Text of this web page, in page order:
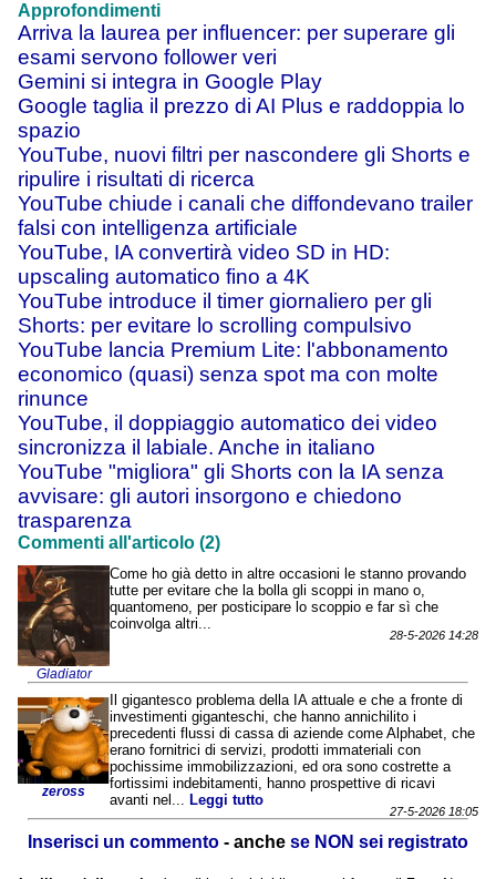
Approfondimenti
Arriva la laurea per influencer: per superare gli
esami servono follower veri
Gemini si integra in Google Play
Google taglia il prezzo di AI Plus e raddoppia lo
spazio
YouTube, nuovi filtri per nascondere gli Shorts e
ripulire i risultati di ricerca
YouTube chiude i canali che diffondevano trailer
falsi con intelligenza artificiale
YouTube, IA convertirà video SD in HD:
upscaling automatico fino a 4K
YouTube introduce il timer giornaliero per gli
Shorts: per evitare lo scrolling compulsivo
YouTube lancia Premium Lite: l'abbonamento
economico (quasi) senza spot ma con molte
rinunce
YouTube, il doppiaggio automatico dei video
sincronizza il labiale. Anche in italiano
YouTube "migliora" gli Shorts con la IA senza
avvisare: gli autori insorgono e chiedono
trasparenza
Commenti all'articolo (2)
Gladiator
Come ho già detto in altre occasioni le stanno provando
tutte per evitare che la bolla gli scoppi in mano o,
quantomeno, per posticipare lo scoppio e far sì che
coinvolga altri...
28-5-2026 14:28
zeross
Il gigantesco problema della IA attuale e che a fronte di
investimenti giganteschi, che hanno annichilito i
precedenti flussi di cassa di aziende come Alphabet, che
erano fornitrici di servizi, prodotti immateriali con
pochissime immobilizzazioni, ed ora sono costrette a
fortissimi indebitamenti, hanno prospettive di ricavi
avanti nel... Leggi tutto
27-5-2026 18:05
Inserisci un commento - anche se NON sei registrato